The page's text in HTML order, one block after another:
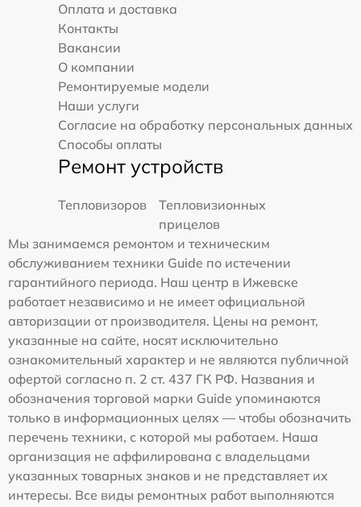
Оплата и доставка
Контакты
Вакансии
О компании
Ремонтируемые модели
Наши услуги
Согласие на обработку персональных данных
Способы оплаты
Ремонт устройств
Тепловизоров
Тепловизионных
прицелов
Мы занимаемся ремонтом и техническим
обслуживанием техники Guide по истечении
гарантийного периода. Наш центр в Ижевске
работает независимо и не имеет официальной
авторизации от производителя. Цены на ремонт,
указанные на сайте, носят исключительно
ознакомительный характер и не являются публичной
офертой согласно п. 2 ст. 437 ГК РФ. Названия и
обозначения торговой марки Guide упоминаются
только в информационных целях — чтобы обозначить
перечень техники, с которой мы работаем. Наша
организация не аффилирована с владельцами
указанных товарных знаков и не представляет их
интересы. Все виды ремонтных работ выполняются